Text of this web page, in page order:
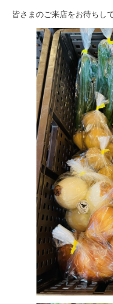
皆さまのご来店をお待ちし